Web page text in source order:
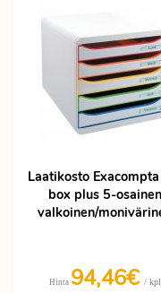
Laatikosto
box plus 5-osainen
valkoinen/
Hinta 94,46€ / kpl